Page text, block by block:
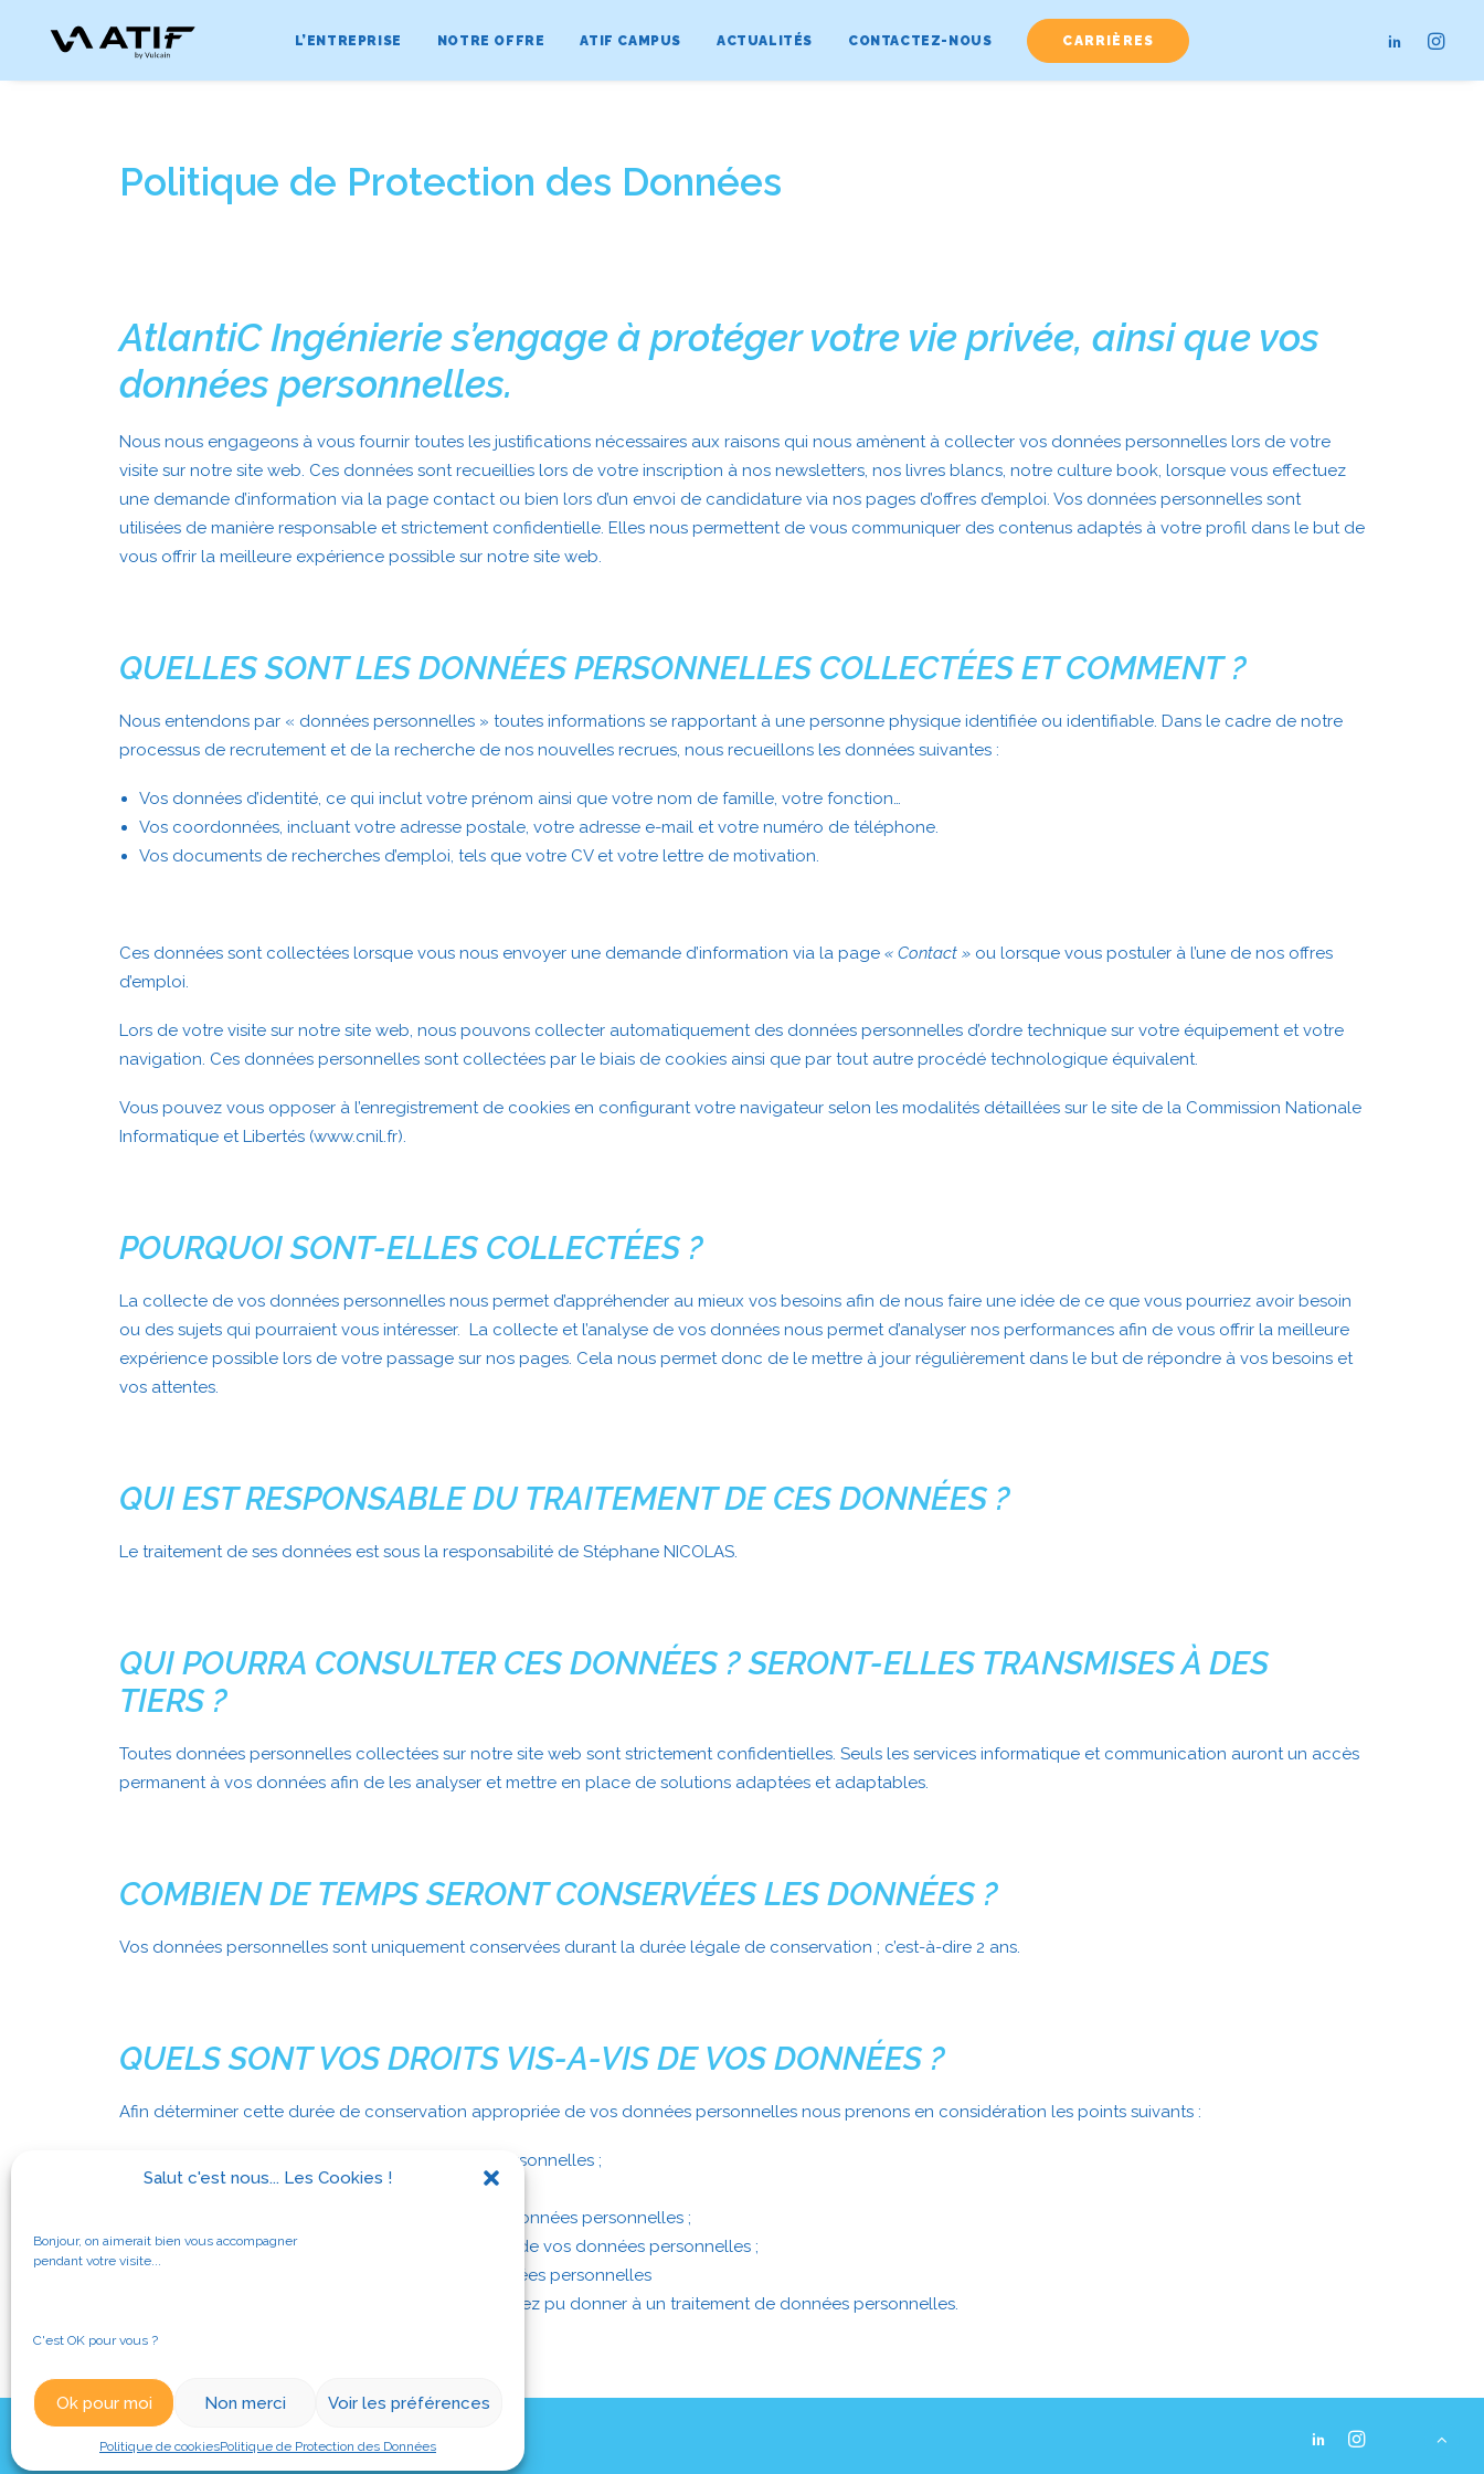
Salut c'est nous... Les Cookies !
Bonjour, on aimerait bien vous accompagner
pendant votre visite...
C'est OK pour vous ?
Ok pour moi Non merci Voir les préférences
Politique de cookiesPolitique de Protection des Données
L’ENTREPRISE NOTRE OFFRE ATIF CAMPUS ACTUALITÉS CONTACTEZ-NOUS CARRIÈRES
Politique de Protection des Données
AtlantiC Ingénierie s’engage à protéger votre vie privée, ainsi que vos
données personnelles.
Nous nous engageons à vous fournir toutes les justifications nécessaires aux raisons qui nous amènent à collecter vos données personnelles lors de votre
visite sur notre site web. Ces données sont recueillies lors de votre inscription à nos newsletters, nos livres blancs, notre culture book, lorsque vous effectuez
une demande d’information via la page contact ou bien lors d’un envoi de candidature via nos pages d’offres d’emploi. Vos données personnelles sont
utilisées de manière responsable et strictement confidentielle. Elles nous permettent de vous communiquer des contenus adaptés à votre profil dans le but de
vous offrir la meilleure expérience possible sur notre site web.
QUELLES SONT LES DONNÉES PERSONNELLES COLLECTÉES ET COMMENT ?
Nous entendons par « données personnelles » toutes informations se rapportant à une personne physique identifiée ou identifiable. Dans le cadre de notre
processus de recrutement et de la recherche de nos nouvelles recrues, nous recueillons les données suivantes :
Vos données d’identité, ce qui inclut votre prénom ainsi que votre nom de famille, votre fonction…
Vos coordonnées, incluant votre adresse postale, votre adresse e-mail et votre numéro de téléphone.
Vos documents de recherches d’emploi, tels que votre CV et votre lettre de motivation.
Ces données sont collectées lorsque vous nous envoyer une demande d’information via la page « Contact » ou lorsque vous postuler à l’une de nos offres
d’emploi.
Lors de votre visite sur notre site web, nous pouvons collecter automatiquement des données personnelles d’ordre technique sur votre équipement et votre
navigation. Ces données personnelles sont collectées par le biais de cookies ainsi que par tout autre procédé technologique équivalent.
Vous pouvez vous opposer à l’enregistrement de cookies en configurant votre navigateur selon les modalités détaillées sur le site de la Commission Nationale
Informatique et Libertés (www.cnil.fr).
POURQUOI SONT-ELLES COLLECTÉES ?
La collecte de vos données personnelles nous permet d’appréhender au mieux vos besoins afin de nous faire une idée de ce que vous pourriez avoir besoin
ou des sujets qui pourraient vous intéresser. La collecte et l’analyse de vos données nous permet d’analyser nos performances afin de vous offrir la meilleure
expérience possible lors de votre passage sur nos pages. Cela nous permet donc de le mettre à jour régulièrement dans le but de répondre à vos besoins et
vos attentes.
QUI EST RESPONSABLE DU TRAITEMENT DE CES DONNÉES ?
Le traitement de ses données est sous la responsabilité de Stéphane NICOLAS.
QUI POURRA CONSULTER CES DONNÉES ? SERONT-ELLES TRANSMISES À DES
TIERS ?
Toutes données personnelles collectées sur notre site web sont strictement confidentielles. Seuls les services informatique et communication auront un accès
permanent à vos données afin de les analyser et mettre en place de solutions adaptées et adaptables.
COMBIEN DE TEMPS SERONT CONSERVÉES LES DONNÉES ?
Vos données personnelles sont uniquement conservées durant la durée légale de conservation ; c’est-à-dire 2 ans.
QUELS SONT VOS DROITS VIS-A-VIS DE VOS DONNÉES ?
Afin déterminer cette durée de conservation appropriée de vos données personnelles nous prenons en considération les points suivants :
Le droit de demander l’accès à vos données personnelles ;
Le droit d’en demander l’effacement ;
Le droit de vous opposer au traitement de vos données personnelles ;
Le droit de demander la limitation du traitement de vos données personnelles ;
Le droit de demander la portabilité de vos données personnelles
Le droit de retirer le consentement que vous auriez pu donner à un traitement de données personnelles.
© 2024 ATIF | Tous droits réservés | Mentions légales